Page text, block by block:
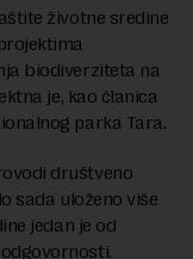
životne sredine
biodiverziteta na
je, kao članica
parka Tara.
društveno
sada uloženo više
jedan je od